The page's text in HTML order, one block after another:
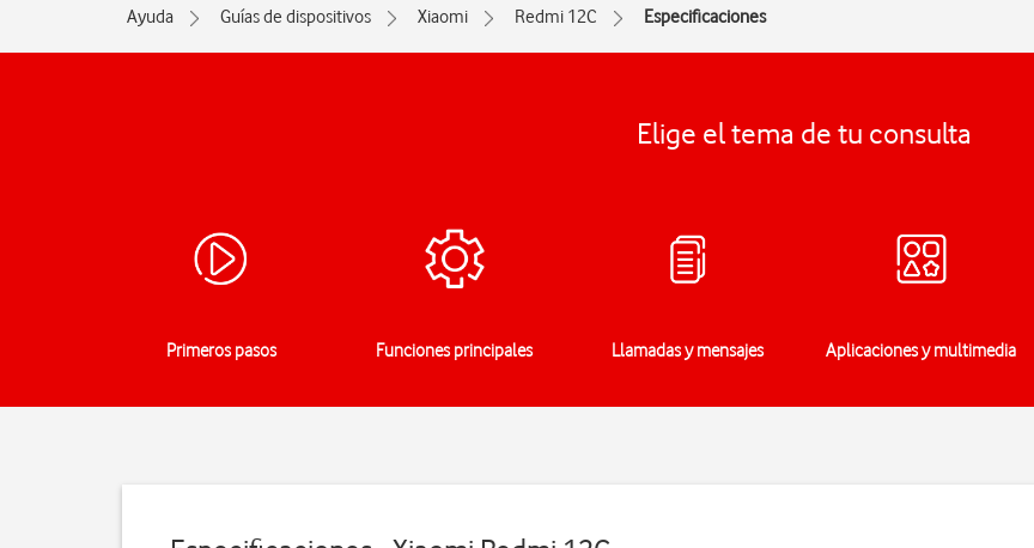
Ayuda Guías de dispositivos Xiaomi Redmi 12C Especificaciones
Elige el tema de tu consulta
Primeros pasos Funciones principales Llamadas y mensajes Aplicaciones y multimedia